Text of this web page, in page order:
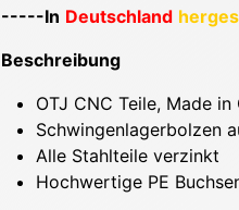
-----In Deutschland
Beschreibung
OTJ CNC Teile, Made in
Schwingenlagerbolzen
Alle Stahlteile verzinkt
Hochwertige PE